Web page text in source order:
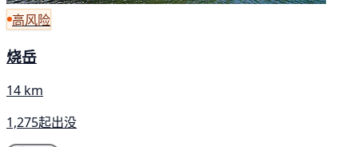
高风险
烧岳
14 km
1,275起出没